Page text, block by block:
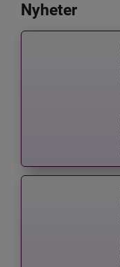
Nyheter